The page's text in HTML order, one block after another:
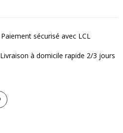
Paiement sécurisé avec LCL
Livraison à domicile rapide 2/3 jours